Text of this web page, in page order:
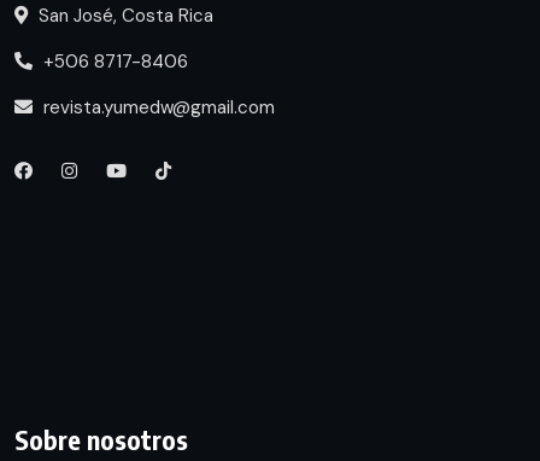
San José, Costa Rica
+506 8717-8406
revista.yumedw@gmail.com
Sobre nosotros